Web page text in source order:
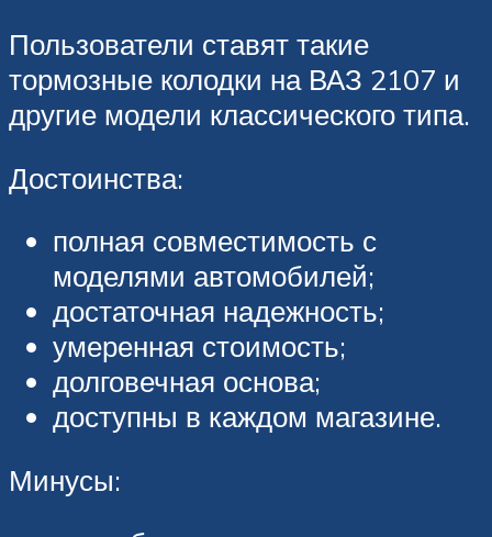
Пользователи ставят такие
тормозные колодки на ВАЗ 2107 и
другие модели классического типа.
Достоинства:
полная совместимость с
моделями автомобилей;
достаточная надежность;
умеренная стоимость;
долговечная основа;
доступны в каждом магазине.
Минусы: